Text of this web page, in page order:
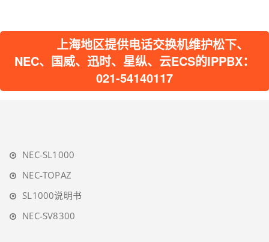
上海地区提供电话交换机维护松下、
NEC、国威、迅时、星纵、云ECS的IPPBX：
021-54140117
NEC-SL1000
NEC-TOPAZ
SL1000说明书
NEC-SV8300